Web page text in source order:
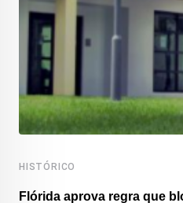
HISTÓRICO
Flórida aprova regra que